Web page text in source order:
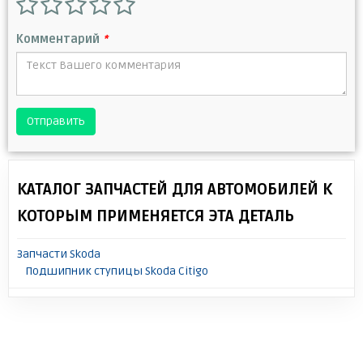
Комментарий *
Отправить
КАТАЛОГ ЗАПЧАСТЕЙ ДЛЯ АВТОМОБИЛЕЙ К
КОТОРЫМ ПРИМЕНЯЕТСЯ ЭТА ДЕТАЛЬ
Запчасти Skoda
Подшипник ступицы Skoda Citigo